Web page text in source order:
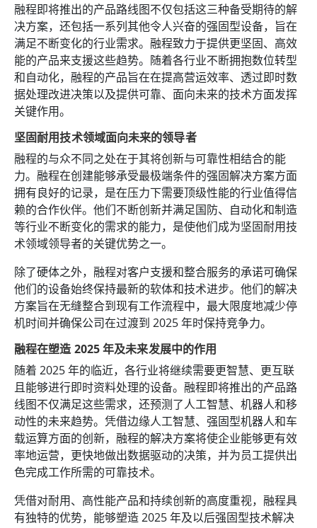
融程即将推出的产品路线图不仅包括这三种备受期待的解
决方案，还包括一系列其他令人兴奋的强固型设备，旨在
满足不断变化的行业需求。融程致力于提供更坚固、高效
能的产品来支援这些趋势。随着各行业不断拥抱数位转型
和自动化，融程的产品旨在在提高营运效率、透过即时数
据处理改进决策以及提供可靠、面向未来的技术方面发挥
关键作用。
坚固耐用技术领域面向未来的领导者
融程的与众不同之处在于其将创新与可靠性相结合的能
力。融程在创建能够承受最极端条件的强固解决方案方面
拥有良好的记录，是在压力下需要顶级性能的行业值得信
赖的合作伙伴。他们不断创新并满足国防、自动化和制造
等行业不断变化的需求的能力，是使他们成为坚固耐用技
术领域领导者的关键优势之一。
除了硬体之外，融程对客户支援和整合服务的承诺可确保
他们的设备始终保持最新的软体和技术进步。他们的解决
方案旨在无缝整合到现有工作流程中，最大限度地减少停
机时间并确保公司在过渡到 2025 年时保持竞争力。
融程在塑造 2025 年及未来发展中的作用
随着 2025 年的临近，各行业将继续需要更智慧、更互联
且能够进行即时资料处理的设备。融程即将推出的产品路
线图不仅满足这些需求，还预测了人工智慧、机器人和移
动性的未来趋势。凭借边缘人工智慧、强固型机器人和车
载运算方面的创新，融程的解决方案将使企业能够更有效
率地运营，更快地做出数据驱动的决策，并为员工提供出
色完成工作所需的可靠技术。
凭借对耐用、高性能产品和持续创新的高度重视，融程具
有独特的优势，能够塑造 2025 年及以后强固型技术解决